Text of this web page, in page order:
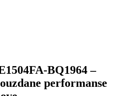
BQ1964 –
performanse